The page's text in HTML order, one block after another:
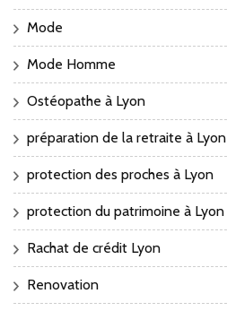
Mode
Mode Homme
Ostéopathe à Lyon
préparation de la retraite à Lyon
protection des proches à Lyon
protection du patrimoine à Lyon
Rachat de crédit Lyon
Renovation